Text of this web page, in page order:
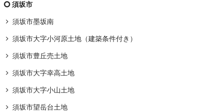
須坂市
須坂市墨坂南
須坂市大字小河原土地（建築条件付き）
須坂市豊丘売土地
須坂市大字幸高土地
須坂市大字小山土地
須坂市望岳台土地